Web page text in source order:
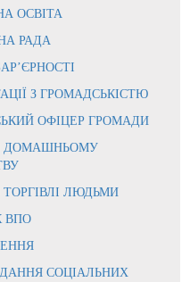
ОСВІТА
РАДА
З ГРОМАДСЬКІСТЮ
ОФІЦЕР ГРОМАДИ
ДОМАШНЬОМУ
ТОРГІВЛІ ЛЮДЬМИ
ВПО
СОЦІАЛЬНИХ